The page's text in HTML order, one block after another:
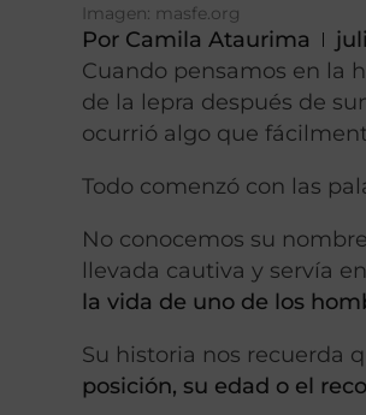
Imagen: masfe.org
Por Camila Ataurima
Cuando pensamos en la
de la lepra después de
ocurrió algo que
Todo comenzó con las
No conocemos su
llevada cautiva y servía
la vida de uno de los
Su historia nos recuerda
posición, su edad o el